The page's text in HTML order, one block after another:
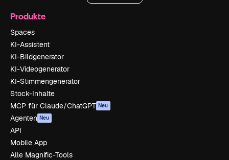
Produkte
Spaces
KI-Assistent
KI-Bildgenerator
KI-Videogenerator
KI-Stimmengenerator
Stock-Inhalte
MCP für Claude/ChatGPT Neu
Agenten Neu
API
Mobile App
Alle Magnific-Tools